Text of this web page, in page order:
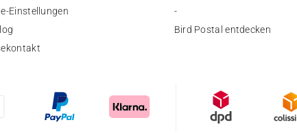
Einstellungen
-
Bird Postal entdecken